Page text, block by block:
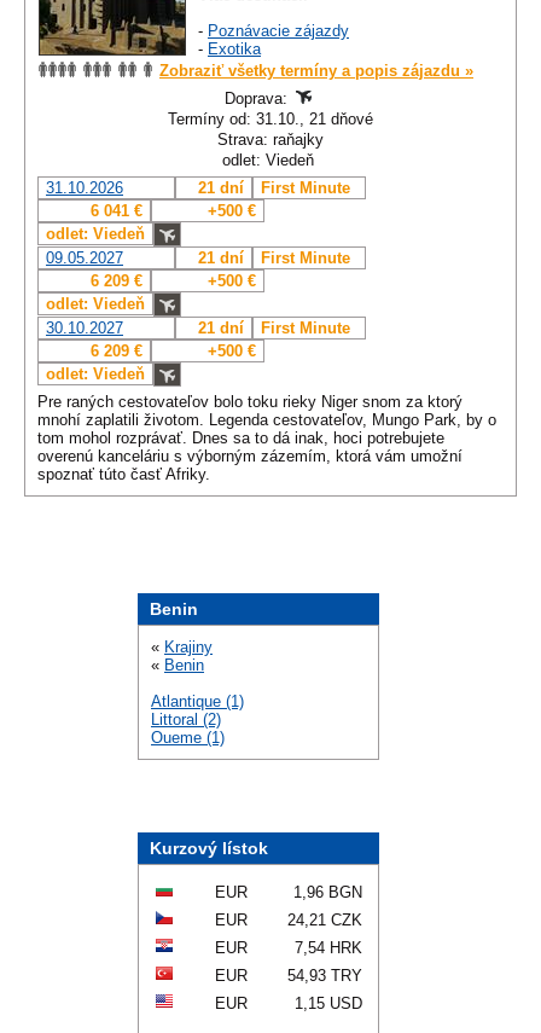
- Poznávacie zájazdy
- Exotika
Zobraziť všetky termíny a popis zájazdu »
Doprava:
Termíny od: 31.10., 21 dňové
Strava: raňajky
odlet: Viedeň
31.10.2026
21 dní
First Minute
6 041 €
+500 €
odlet: Viedeň
09.05.2027
21 dní
First Minute
6 209 €
+500 €
odlet: Viedeň
30.10.2027
21 dní
First Minute
6 209 €
+500 €
odlet: Viedeň
Pre raných cestovateľov bolo toku rieky Niger snom za ktorý
mnohí zaplatili životom. Legenda cestovateľov, Mungo Park, by o
tom mohol rozprávať. Dnes sa to dá inak, hoci potrebujete
overenú kanceláriu s výborným zázemím, ktorá vám umožní
spoznať túto časť Afriky.
Benin
« Krajiny
« Benin
Atlantique (1)
Littoral (2)
Oueme (1)
Kurzový lístok
EUR
1,96 BGN
EUR
24,21 CZK
EUR
7,54 HRK
EUR
54,93 TRY
EUR
1,15 USD